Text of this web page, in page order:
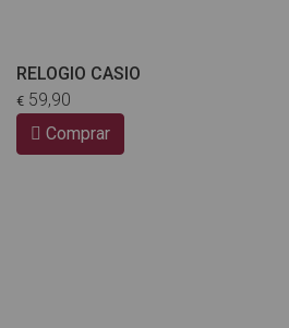
RELOGIO CASIO
€ 59,90
Comprar